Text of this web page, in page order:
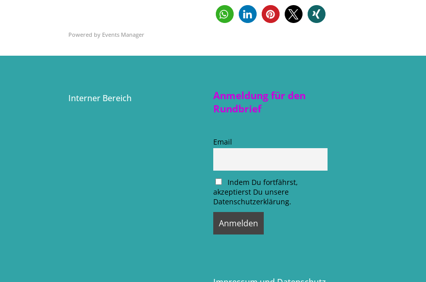
Powered by Events Manager
Interner Bereich
Anmeldung für den
Rundbrief
Email
Indem Du fortfährst,
akzeptierst Du unsere
Datenschutzerklärung.